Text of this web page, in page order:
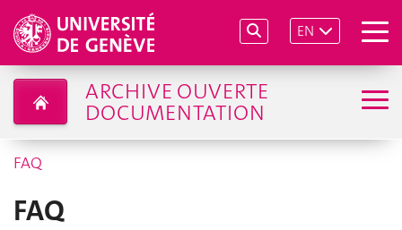
EN
ARCHIVE OUVERTE
DOCUMENTATION
FAQ
FAQ